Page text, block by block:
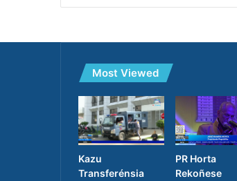
Most Viewed
Kazu
Transferénsia
PR Horta
Rekoñese